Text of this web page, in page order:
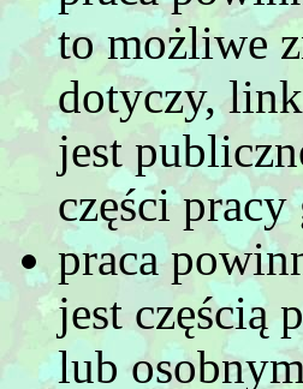
to możliwe
dotyczy,
jest
części
praca
jest częścią
lub